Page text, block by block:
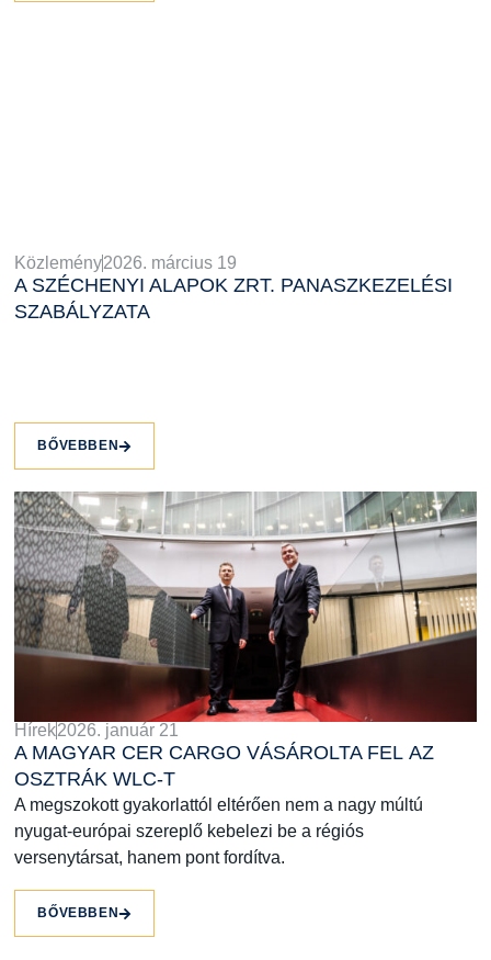
Közlemény2026. március 19
A SZÉCHENYI ALAPOK ZRT. PANASZKEZELÉSI
SZABÁLYZATA
BŐVEBBEN
Hírek2026. január 21
A MAGYAR CER CARGO VÁSÁROLTA FEL AZ
OSZTRÁK WLC-T
A megszokott gyakorlattól eltérően nem a nagy múltú
nyugat-európai szereplő kebelezi be a régiós
versenytársat, hanem pont fordítva.
BŐVEBBEN